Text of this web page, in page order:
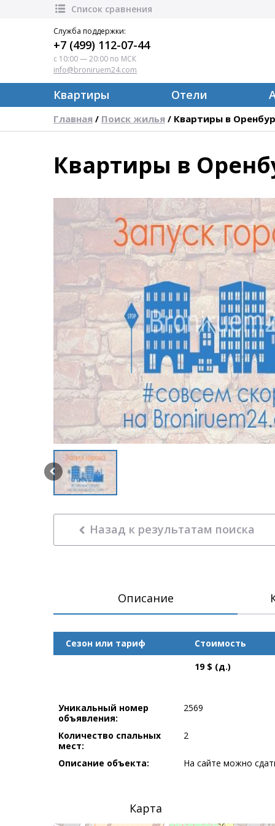
Список сравнения
Служба поддержки:
+7 (499) 112-07-44
с 10:00 — 20:00 по МСК
info@broniruem24.com
Квартиры Отели
Главная / Поиск жилья / Квартиры в
Квартиры в
Назад к результатам поиска
Описание
Сезон или тариф
Стоимость
19 $ (д.)
Уникальный номер
объявления:
2569
Количество спальных
мест:
2
Описание объекта: На сайте можно
Карта